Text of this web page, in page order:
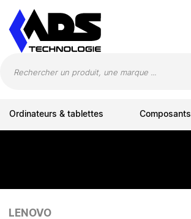
Ordinateurs & tablettes Composants
LENOVO